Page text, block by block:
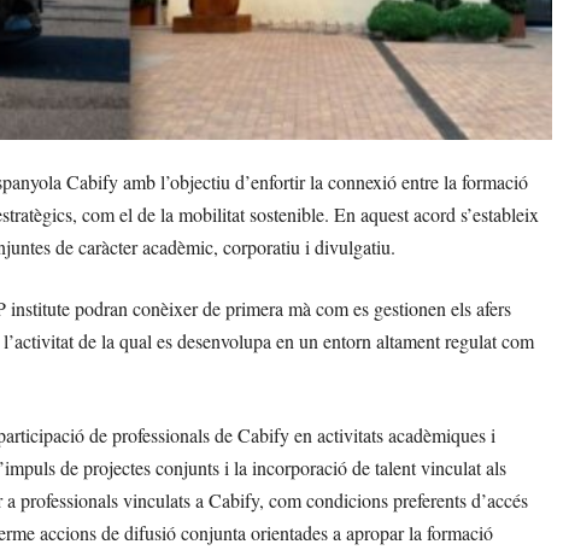
Cabify amb l’objectiu d’enfortir la connexió entre la formació
com el de la mobilitat sostenible. En aquest acord s’estableix
de caràcter acadèmic, corporatiu i divulgatiu.
institute podran conèixer de primera mà com es gestionen els afers
de la qual es desenvolupa en un entorn altament regulat com
de professionals de Cabify en activitats acadèmiques i
de projectes conjunts i la incorporació de talent vinculat als
professionals vinculats a Cabify, com condicions preferents d’accés
accions de difusió conjunta orientades a apropar la formació